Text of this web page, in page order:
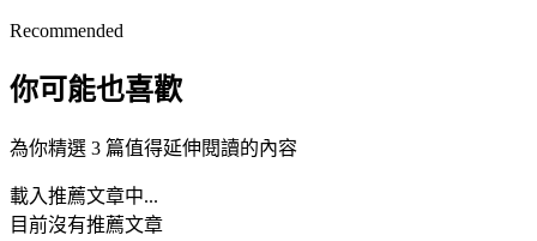
Recommended
你可能也喜歡
為你精選 3 篇值得延伸閱讀的內容
載入推薦文章中...
目前沒有推薦文章